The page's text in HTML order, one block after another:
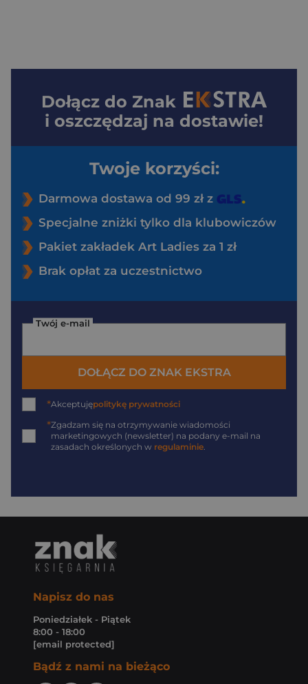
Dołącz do Znak
i oszczędzaj na dostawie!
Twoje korzyści:
Darmowa dostawa od 99 zł z
Specjalne zniżki tylko dla klubowiczów
Pakiet zakładek Art Ladies za 1 zł
Brak opłat za uczestnictwo
Twój e-mail
DOŁĄCZ DO ZNAK EKSTRA
*Akceptujępolitykę prywatności
*Zgadzam się na otrzymywanie wiadomości
marketingowych (newsletter) na podany e-mail na
zasadach określonych w regulaminie.
Napisz do nas
Poniedziałek - Piątek
8:00 - 18:00
[email protected]
Bądź z nami na bieżąco